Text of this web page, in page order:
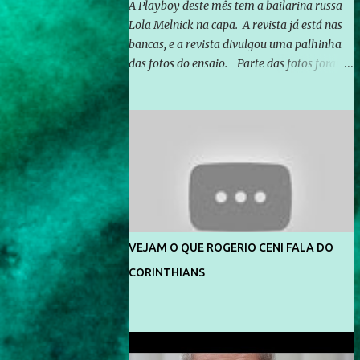
A Playboy deste mês tem a bailarina russa
Lola Melnick na capa. A revista já está nas
bancas, e a revista divulgou uma palhinha
das fotos do ensaio. Parte das fotos foram
divulga capa e primeiras fotos de Lola
Melnick - @aredacao
VEJAM O QUE ROGERIO CENI FALA DO
CORINTHIANS